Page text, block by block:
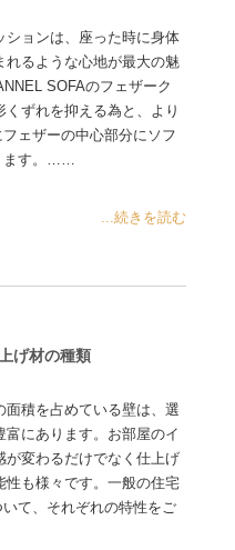
ションは、座った時に身体
れるような心地が最大の魅
SOFAのフェザーク
くずれを抑える為と、より
ェザーの中心部分にソフ
ます。……
...続きを読む
げ材の種類
面積を占めている壁は、選
富にあります。お部屋のイ
が変わるだけでなく仕上げ
性も様々です。一般の住宅
て、それぞれの特性をご